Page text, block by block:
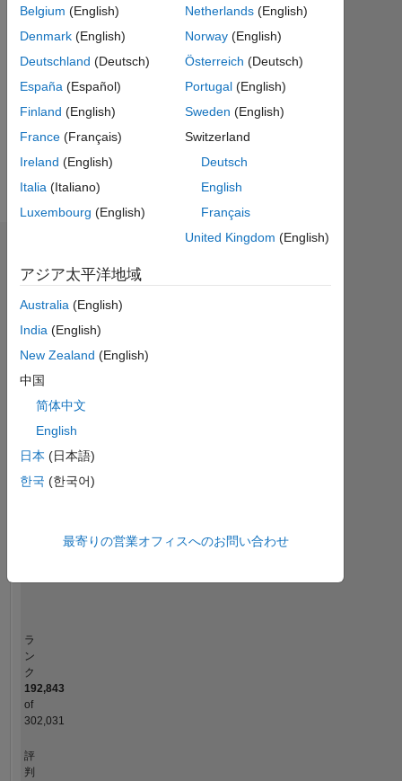
ブ
Following:
計
コントリビューション L
0
2
タイムライン
ラ
ン
ク
192,843
of
302,031
評
判
Belgium (English)
Denmark (English)
Deutschland (Deutsch)
España (Español)
Finland (English)
France (Français)
Ireland (English)
Italia (Italiano)
Luxembourg (English)
Netherlands (English)
Norway (English)
Österreich (Deutsch)
Portugal (English)
Sweden (English)
Switzerland
Deutsch
English
Français
United Kingdom (English)
アジア太平洋地域
Australia (English)
India (English)
New Zealand (English)
中国
简体中文
English
日本 (日本語)
한국 (한국어)
最寄りの営業オフィスへのお問い合わせ